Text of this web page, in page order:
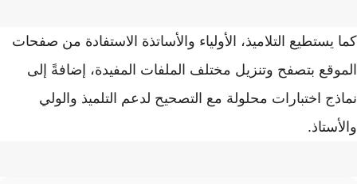
كما يستطيع التلاميذ، الأولياء والأساتذة الاستفادة من صفحات
الموقع بتصفح وتنزيل مختلف الملفات المفيدة، إضافةً إلى
نماذج اختبارات محلولة مع التصحيح لدعم التلميذ والولي
والأستاذ.